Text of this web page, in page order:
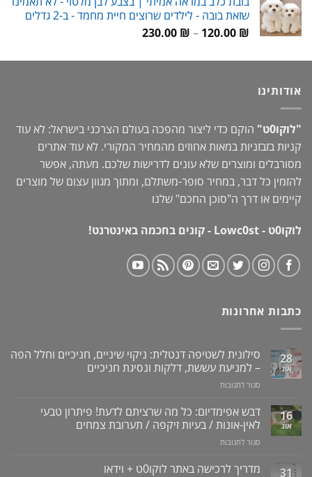
היה:
210.00 ₪.
הוא:
149.00 ₪.
שזאת בובה - לילדים שרוצים חיית מחמד - ב-2 גדלים
120.00 ₪
–
230.00 ₪
טווח
אודותינו
"לוקו0ט"
הוקם כדי ליצור מהפכה בעולם הצרכני בישראל: לא עוד
קניות בזבזניות במאות אחוזים מהמחיר המקורי. לא עוד אתרים
מסורבלים ומוצרים שלא עונים לדרישות שלכם. מעתה, אפשר
להזמין כל דבר, במחיר סופר-משתלם, ומתוך מגוון עצום של מוצרים
קיימים או דרך ה"סוכן החכם" שלנו
לוקו0ט - Lowc0st - קונים בחכמה באינטרנט!
כתבות אחרונות
28
אוג
סילונית לשטיפה דנטלית: ניקוי שיניים, חניכיים וחלל הפה
– למניעת עששת, דלקות ונסיגת חניכיים
סגור לתגובות
לשטיפה
דנטלית:
ניקוי
שיניים,
וחלל
16
אוג
דבש אפימדיום: כל מה שרציתם לדעת! פיתרון טבעי
לאין-אונות / בעיות זיקפה / תערובת צמחים
סגור לתגובות
אפימדיום:
31 מדריך לרכישה באתר לוקו0ט + וידאו